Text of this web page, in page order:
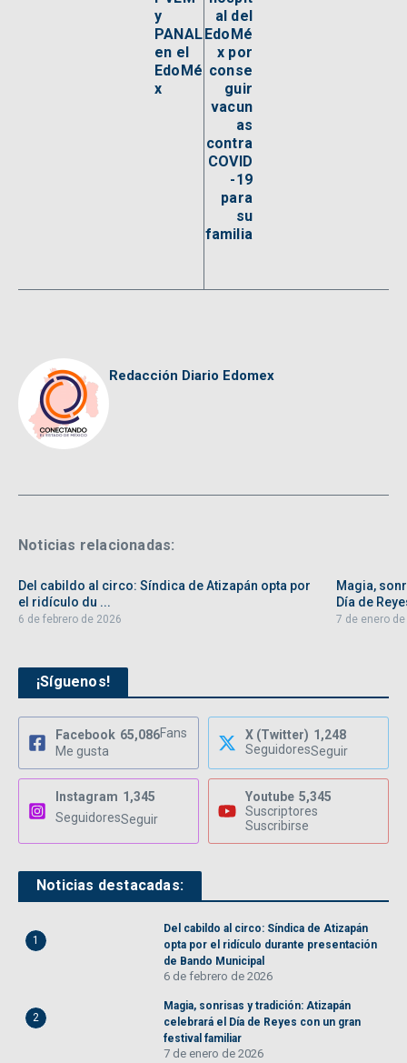
y
PANAL
en el
EdoMé
x
al del
EdoMé
x por
conse
guir
vacun
as
contra
COVID
-19
para
su
familia
Redacción Diario Edomex
Noticias relacionadas:
Del cabildo al circo: Síndica de Atizapán opta por
el ridículo du ...
6 de febrero de 2026
Magia,
Día de
7 de enero
¡Síguenos!
Facebook 65,086Fans
Me gusta
X (Twitter) 1,248
SeguidoresSeguir
Instagram 1,345
SeguidoresSeguir
Youtube 5,345
Suscriptores
Suscribirse
Noticias destacadas:
1
Del cabildo al circo: Síndica de Atizapán
opta por el ridículo durante presentación
de Bando Municipal
6 de febrero de 2026
2
Magia, sonrisas y tradición: Atizapán
celebrará el Día de Reyes con un gran
festival familiar
7 de enero de 2026